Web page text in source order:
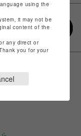
using the
it may not be
content of the
any direct or
you for your